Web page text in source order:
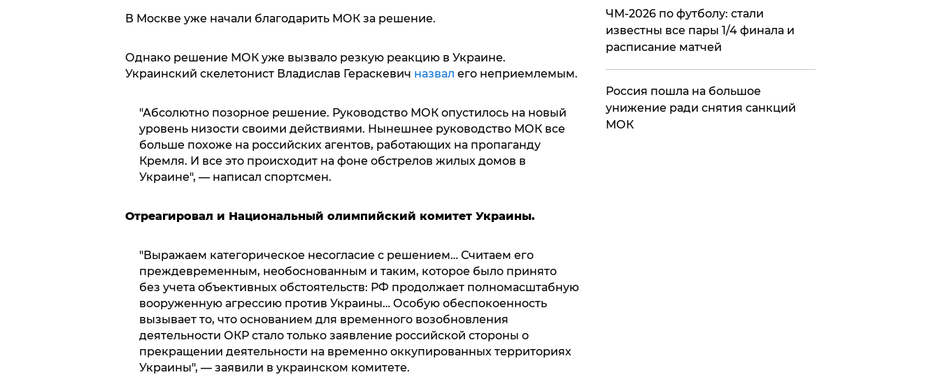
В Москве уже начали благодарить МОК за решение.
Однако решение МОК уже вызвало резкую реакцию в Украине.
Украинский скелетонист Владислав Гераскевич назвал его неприемлемым.
"Абсолютно позорное решение. Руководство МОК опустилось на новый
уровень низости своими действиями. Нынешнее руководство МОК все
больше похоже на российских агентов, работающих на пропаганду
Кремля. И все это происходит на фоне обстрелов жилых домов в
Украине", — написал спортсмен.
Отреагировал и Национальный олимпийский комитет Украины.
"Выражаем категорическое несогласие с решением… Считаем его
преждевременным, необоснованным и таким, которое было принято
без учета объективных обстоятельств: РФ продолжает полномасштабную
вооруженную агрессию против Украины… Особую обеспокоенность
вызывает то, что основанием для временного возобновления
деятельности ОКР стало только заявление российской стороны о
прекращении деятельности на временно оккупированных территориях
Украины", — заявили в украинском комитете.
ЧМ-2026 по футболу: стали
известны все пары 1/4 финала и
расписание матчей
Россия пошла на большое
унижение ради снятия санкций
МОК